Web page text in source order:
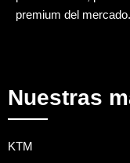
premium del mercado.
Nuestras
KTM